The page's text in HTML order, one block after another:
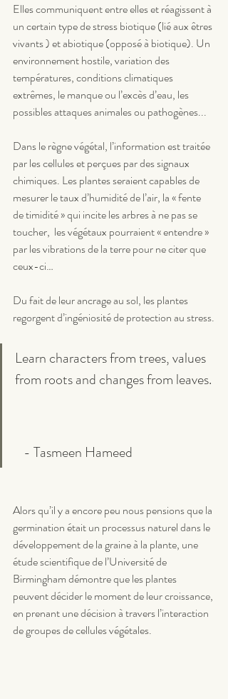
Elles communiquent entre elles et réagissent à
un certain type de stress biotique (lié aux êtres
vivants ) et abiotique (opposé à biotique). Un
environnement hostile, variation des
températures, conditions climatiques
extrêmes, le manque ou l’excès d’eau, les
possibles attaques animales ou pathogènes...
Dans le règne végétal, l’information est traitée
par les cellules et perçues par des signaux
chimiques. Les plantes seraient capables de
mesurer le taux d’humidité de l’air, la « fente
de timidité » qui incite les arbres à ne pas se
toucher,  les végétaux pourraient « entendre »
par les vibrations de la terre pour ne citer que
ceux-ci…
Du fait de leur ancrage au sol, les plantes
regorgent d’ingéniosité de protection au stress.
Learn characters from trees, values
from roots and changes from leaves.
   - Tasmeen Hameed
Alors qu’il y a encore peu nous pensions que la
germination était un processus naturel dans le
développement de la graine à la plante, une
étude scientifique de l’Université de
Birmingham démontre que les plantes
peuvent décider le moment de leur croissance,
en prenant une décision à travers l’interaction
de groupes de cellules végétales.